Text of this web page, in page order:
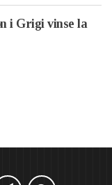
i Grigi vinse la